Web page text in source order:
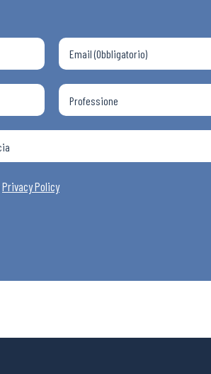
Privacy Policy